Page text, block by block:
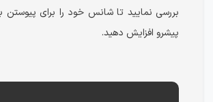
بررسی نمایید تا شانس خود را برای
پیشرو افزایش دهید.